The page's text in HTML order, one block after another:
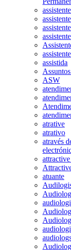
assistida
ASW
atrative
atrativo
através
atuante